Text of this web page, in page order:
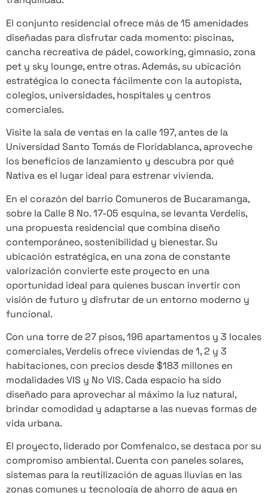
El conjunto residencial ofrece más de 15 amenidades
diseñadas para disfrutar cada momento: piscinas,
cancha recreativa de pádel, coworking, gimnasio, zona
pet y sky lounge, entre otras. Además, su ubicación
estratégica lo conecta fácilmente con la autopista,
colegios, universidades, hospitales y centros
comerciales.
Visite la sala de ventas en la calle 197, antes de la
Universidad Santo Tomás de Floridablanca, aproveche
los beneficios de lanzamiento y descubra por qué
Nativa es el lugar ideal para estrenar vivienda.
En el corazón del barrio Comuneros de Bucaramanga,
sobre la Calle 8 No. 17-05 esquina, se levanta Verdelis,
una propuesta residencial que combina diseño
contemporáneo, sostenibilidad y bienestar. Su
ubicación estratégica, en una zona de constante
valorización convierte este proyecto en una
oportunidad ideal para quienes buscan invertir con
visión de futuro y disfrutar de un entorno moderno y
funcional.
Con una torre de 27 pisos, 196 apartamentos y 3 locales
comerciales, Verdelis ofrece viviendas de 1, 2 y 3
habitaciones, con precios desde $183 millones en
modalidades VIS y No VIS. Cada espacio ha sido
diseñado para aprovechar al máximo la luz natural,
brindar comodidad y adaptarse a las nuevas formas de
vida urbana.
El proyecto, liderado por Comfenalco, se destaca por su
compromiso ambiental. Cuenta con paneles solares,
sistemas para la reutilización de aguas lluvias en las
zonas comunes y tecnología de ahorro de agua en